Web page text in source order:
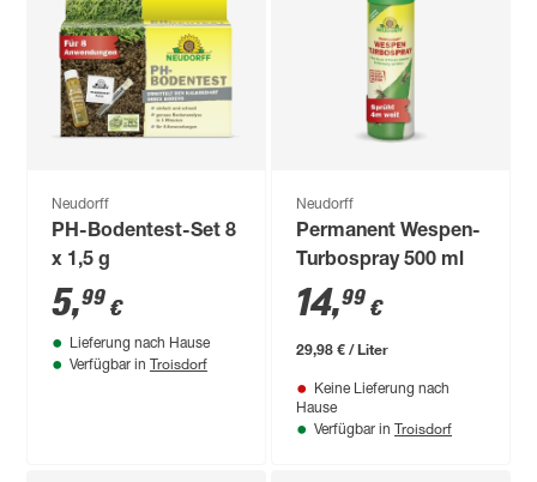
Neudorff
PH-Bodentest-Set 8
x 1,5 g
5,99 €
Lieferung nach Hause
Verfügbar in Troisdorf
Neudorff
Permanent Wespen-
Turbospray 500 ml
14,99 €
29,98 € / Liter
Keine Lieferung nach
Hause
Verfügbar in Troisdorf